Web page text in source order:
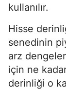
kullanılır.
Hisse
senedinin
arz
için ne kadar
derinliği o